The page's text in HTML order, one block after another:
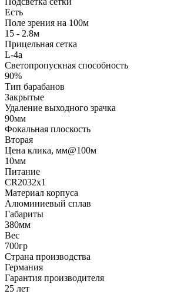
Есть
Поле зрения на 100м
15 - 2.8м
Прицельная сетка
L-4a
Светопропускная способность
90%
Тип барабанов
Закрытые
Удаление выходного зрачка
90мм
Фокальная плоскость
Вторая
Цена клика, мм@100м
10мм
Питание
CR2032x1
Материал корпуса
Алюминиевый сплав
Габариты
380мм
Вес
700гр
Страна производства
Германия
Гарантия производителя
25 лет